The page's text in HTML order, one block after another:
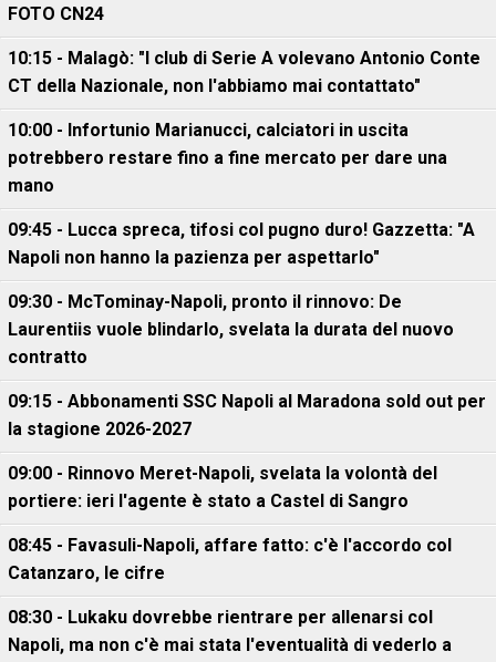
FOTO CN24
10:15 - Malagò: "I club di Serie A volevano Antonio Conte
CT della Nazionale, non l'abbiamo mai contattato"
10:00 - Infortunio Marianucci, calciatori in uscita
potrebbero restare fino a fine mercato per dare una
mano
09:45 - Lucca spreca, tifosi col pugno duro! Gazzetta: "A
Napoli non hanno la pazienza per aspettarlo"
09:30 - McTominay-Napoli, pronto il rinnovo: De
Laurentiis vuole blindarlo, svelata la durata del nuovo
contratto
09:15 - Abbonamenti SSC Napoli al Maradona sold out per
la stagione 2026-2027
09:00 - Rinnovo Meret-Napoli, svelata la volontà del
portiere: ieri l'agente è stato a Castel di Sangro
08:45 - Favasuli-Napoli, affare fatto: c'è l'accordo col
Catanzaro, le cifre
08:30 - Lukaku dovrebbe rientrare per allenarsi col
Napoli, ma non c'è mai stata l'eventualità di vederlo a